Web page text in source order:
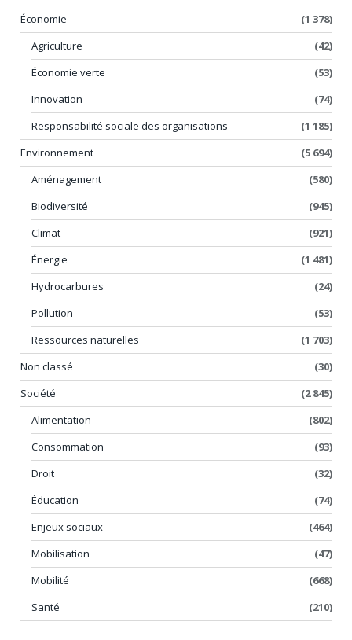
Économie
(1 378)
Agriculture
(42)
Économie verte
(53)
Innovation
(74)
Responsabilité sociale des organisations
(1 185)
Environnement
(5 694)
Aménagement
(580)
Biodiversité
(945)
Climat
(921)
Énergie
(1 481)
Hydrocarbures
(24)
Pollution
(53)
Ressources naturelles
(1 703)
Non classé
(30)
Société
(2 845)
Alimentation
(802)
Consommation
(93)
Droit
(32)
Éducation
(74)
Enjeux sociaux
(464)
Mobilisation
(47)
Mobilité
(668)
Santé
(210)